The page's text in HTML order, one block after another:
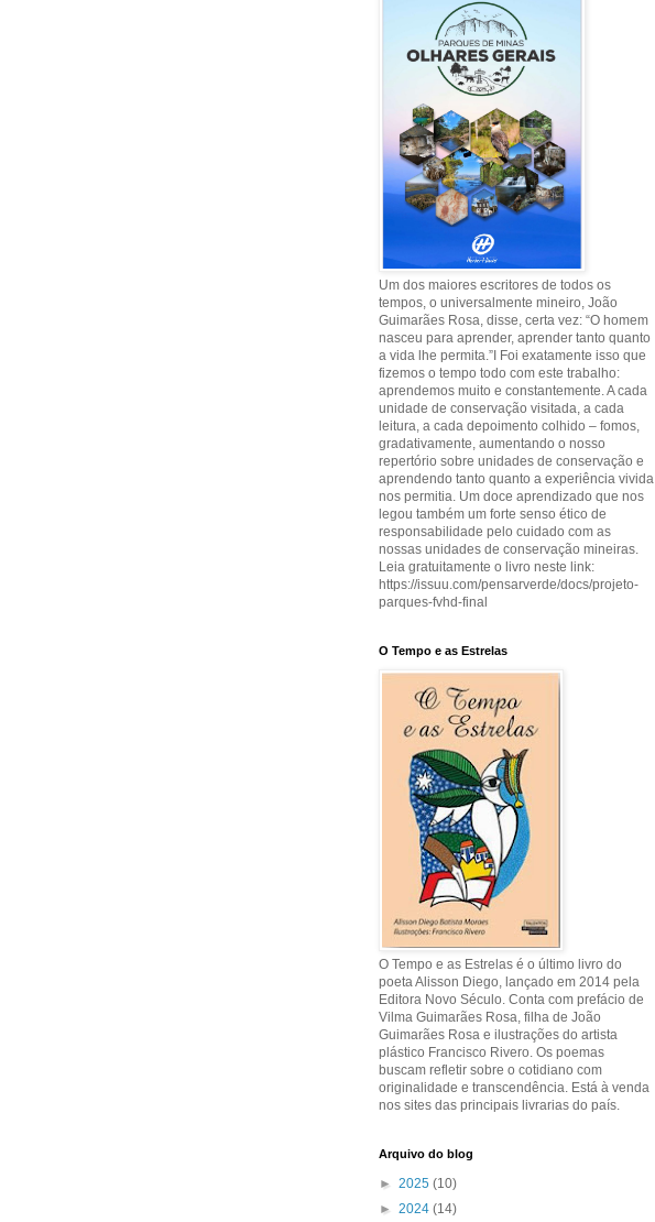
Um dos maiores escritores de todos os
tempos, o universalmente mineiro, João
Guimarães Rosa, disse, certa vez: “O homem
nasceu para aprender, aprender tanto quanto
a vida lhe permita.”I Foi exatamente isso que
fizemos o tempo todo com este trabalho:
aprendemos muito e constantemente. A cada
unidade de conservação visitada, a cada
leitura, a cada depoimento colhido – fomos,
gradativamente, aumentando o nosso
repertório sobre unidades de conservação e
aprendendo tanto quanto a experiência vivida
nos permitia. Um doce aprendizado que nos
legou também um forte senso ético de
responsabilidade pelo cuidado com as
nossas unidades de conservação mineiras.
Leia gratuitamente o livro neste link:
https://issuu.com/pensarverde/docs/projeto-
parques-fvhd-final
O Tempo e as Estrelas
O Tempo e as Estrelas é o último livro do
poeta Alisson Diego, lançado em 2014 pela
Editora Novo Século. Conta com prefácio de
Vilma Guimarães Rosa, filha de João
Guimarães Rosa e ilustrações do artista
plástico Francisco Rivero. Os poemas
buscam refletir sobre o cotidiano com
originalidade e transcendência. Está à venda
nos sites das principais livrarias do país.
Arquivo do blog
► 2025 (10)
► 2024 (14)